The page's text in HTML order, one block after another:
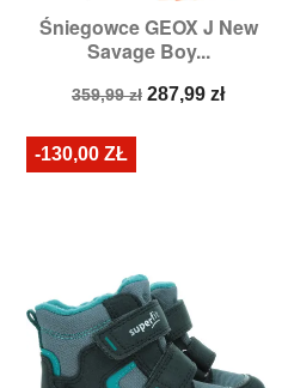
Śniegowce GEOX J New
Savage Boy...
Cena
359,99 zł Cena
287,99 zł
-130,00 ZŁ